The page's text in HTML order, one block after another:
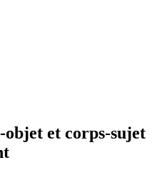
et corps-sujet